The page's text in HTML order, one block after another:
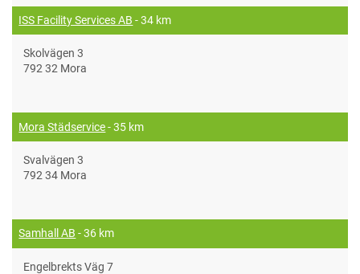
ISS Facility Services AB - 34 km
Skolvägen 3
792 32 Mora
Mora Städservice- 35 km
Svalvägen 3
792 34 Mora
Samhall AB - 36 km
Engelbrekts Väg 7